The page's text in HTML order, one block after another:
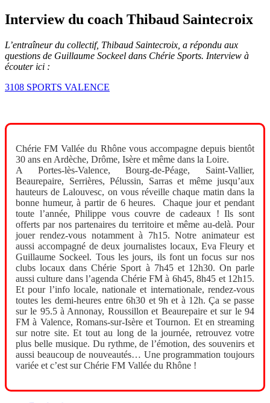
Interview du coach Thibaud Saintecroix
L’entraîneur du collectif, Thibaud Saintecroix, a répondu aux
questions de Guillaume Sockeel dans Chérie Sports. Interview à
écouter ici :
3108 SPORTS VALENCE
Chérie FM Vallée du Rhône vous accompagne depuis bientôt
30 ans en Ardèche, Drôme, Isère et même dans la Loire.
A Portes-lès-Valence, Bourg-de-Péage, Saint-Vallier,
Beaurepaire, Serrières, Pélussin, Sarras et même jusqu’aux
hauteurs de Lalouvesc, on vous réveille chaque matin dans la
bonne humeur, à partir de 6 heures. Chaque jour et pendant
toute l’année, Philippe vous couvre de cadeaux ! Ils sont
offerts par nos partenaires du territoire et même au-delà. Pour
jouer rendez-vous notamment à 7h15. Notre animateur est
aussi accompagné de deux journalistes locaux, Eva Fleury et
Guillaume Sockeel. Tous les jours, ils font un focus sur nos
clubs locaux dans Chérie Sport à 7h45 et 12h30. On parle
aussi culture dans l’agenda Chérie FM à 6h45, 8h45 et 12h15.
Et pour l’info locale, nationale et internationale, rendez-vous
toutes les demi-heures entre 6h30 et 9h et à 12h. Ça se passe
sur le 95.5 à Annonay, Roussillon et Beaurepaire et sur le 94
FM à Valence, Romans-sur-Isère et Tournon. Et en streaming
sur notre site. Et tout au long de la journée, retrouvez votre
plus belle musique. Du rythme, de l’émotion, des souvenirs et
aussi beaucoup de nouveautés… Une programmation toujours
variée et c’est sur Chérie FM Vallée du Rhône !